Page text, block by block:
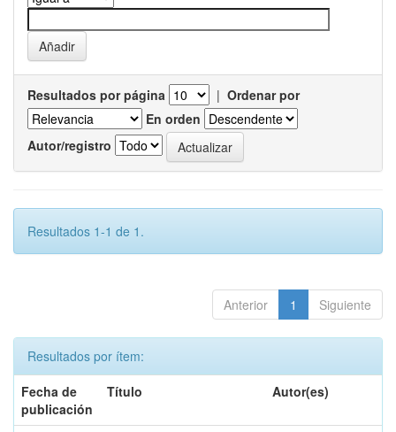
Resultados por página | Ordenar por
En orden
Autor/registro
Resultados 1-1 de 1.
Anterior 1 Siguiente
Resultados por ítem:
Fecha de
publicación
Título Autor(es)